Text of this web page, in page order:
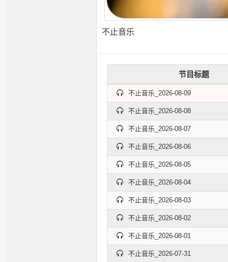
不止音乐
节目标题
不止音乐_2026-08-09
不止音乐_2026-08-08
不止音乐_2026-08-07
不止音乐_2026-08-06
不止音乐_2026-08-05
不止音乐_2026-08-04
不止音乐_2026-08-03
不止音乐_2026-08-02
不止音乐_2026-08-01
不止音乐_2026-07-31